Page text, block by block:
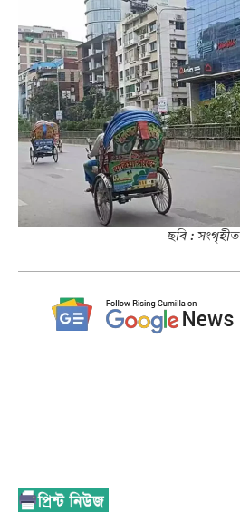
ছবি : সংগৃহীত